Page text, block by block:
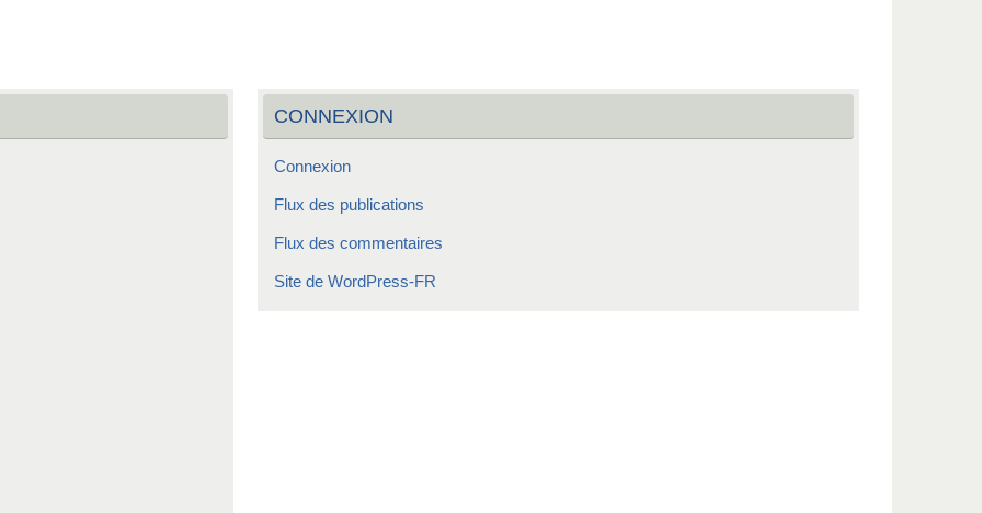
CONNEXION
Connexion
Flux des publications
Flux des commentaires
Site de WordPress-FR